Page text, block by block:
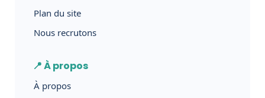
Plan du site
Nous recrutons
📍 À propos
À propos